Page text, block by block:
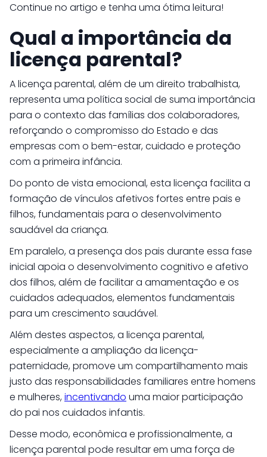
Continue no artigo e tenha uma ótima leitura!
Qual a importância da
licença parental?
A licença parental, além de um direito trabalhista,
representa uma política social de suma importância
para o contexto das famílias dos colaboradores,
reforçando o compromisso do Estado e das
empresas com o bem-estar, cuidado e proteção
com a primeira infância.
Do ponto de vista emocional, esta licença facilita a
formação de vínculos afetivos fortes entre pais e
filhos, fundamentais para o desenvolvimento
saudável da criança.
Em paralelo, a presença dos pais durante essa fase
inicial apoia o desenvolvimento cognitivo e afetivo
dos filhos, além de facilitar a amamentação e os
cuidados adequados, elementos fundamentais
para um crescimento saudável.
Além destes aspectos, a licença parental,
especialmente a ampliação da licença-
paternidade, promove um compartilhamento mais
justo das responsabilidades familiares entre homens
e mulheres,incentivando uma maior participação
do pai nos cuidados infantis.
Desse modo, econômica e profissionalmente, a
licença parental pode resultar em uma força de